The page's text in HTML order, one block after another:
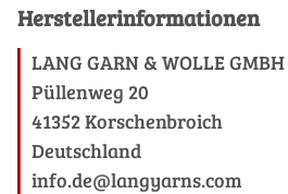
Herstellerinformationen
LANG GARN & WOLLE GMBH
Püllenweg 20
41352 Korschenbroich
Deutschland
info.de@langyarns.com